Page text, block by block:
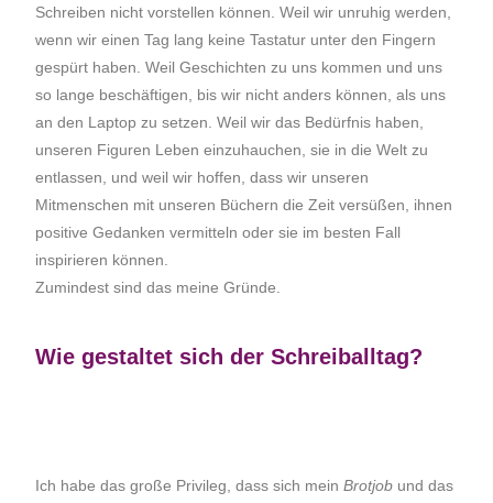
Schreiben nicht vorstellen können. Weil wir unruhig werden,
wenn wir einen Tag lang keine Tastatur unter den Fingern
gespürt haben. Weil Geschichten zu uns kommen und uns
so lange beschäftigen, bis wir nicht anders können, als uns
an den Laptop zu setzen. Weil wir das Bedürfnis haben,
unseren Figuren Leben einzuhauchen, sie in die Welt zu
entlassen, und weil wir hoffen, dass wir unseren
Mitmenschen mit unseren Büchern die Zeit versüßen, ihnen
positive Gedanken vermitteln oder sie im besten Fall
inspirieren können.
Zumindest sind das meine Gründe.
Wie gestaltet sich der Schreiballtag?
Ich habe das große Privileg, dass sich meinBrotjob und das